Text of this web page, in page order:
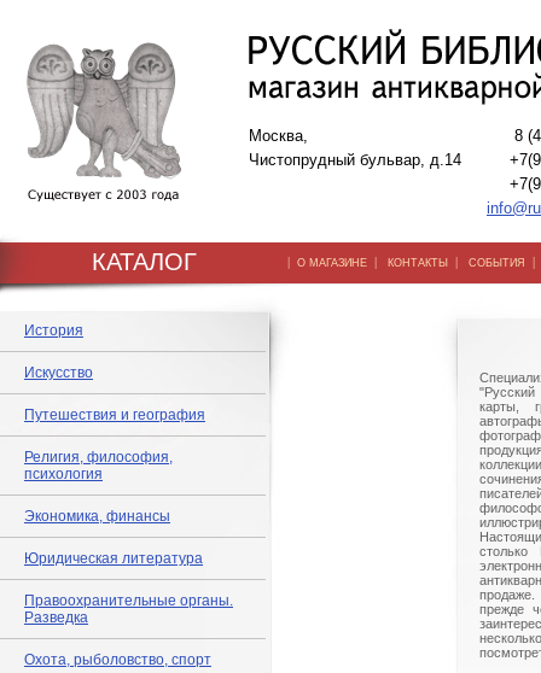
Москва,
Чистопрудный бульвар, д.14
8
КАТАЛОГ | О МАГАЗИНЕ | КОНТАКТЫ | СОБЫТИЯ
История
Искусство
Путешествия и география
Религия, философия,
психология
Экономика, финансы
Юридическая литература
Правоохранительные органы.
Разведка
Охота, рыболовство, спорт
"Русский
карты,
столько
прежде